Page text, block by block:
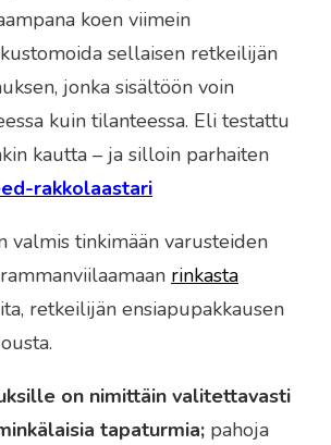
koen viimein
sellaisen retkeilijän
jonka sisältöön voin
kuin tilanteessa. Eli testattu
kautta – ja silloin parhaiten
rakkolaastari
valmis tinkimään varusteiden
rinkasta
retkeilijän ensiapupakkausen
on nimittäin valitettavasti
tapaturmia; pahoja